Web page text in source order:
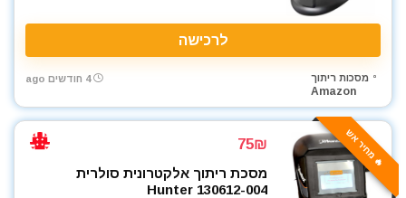
לרכישה
מסכות ריתוך
Amazon
4 חודשים ago
🔥 מחיר אש 75₪
מסכת ריתוך אלקטרונית סולרית
130612-004 Hunter